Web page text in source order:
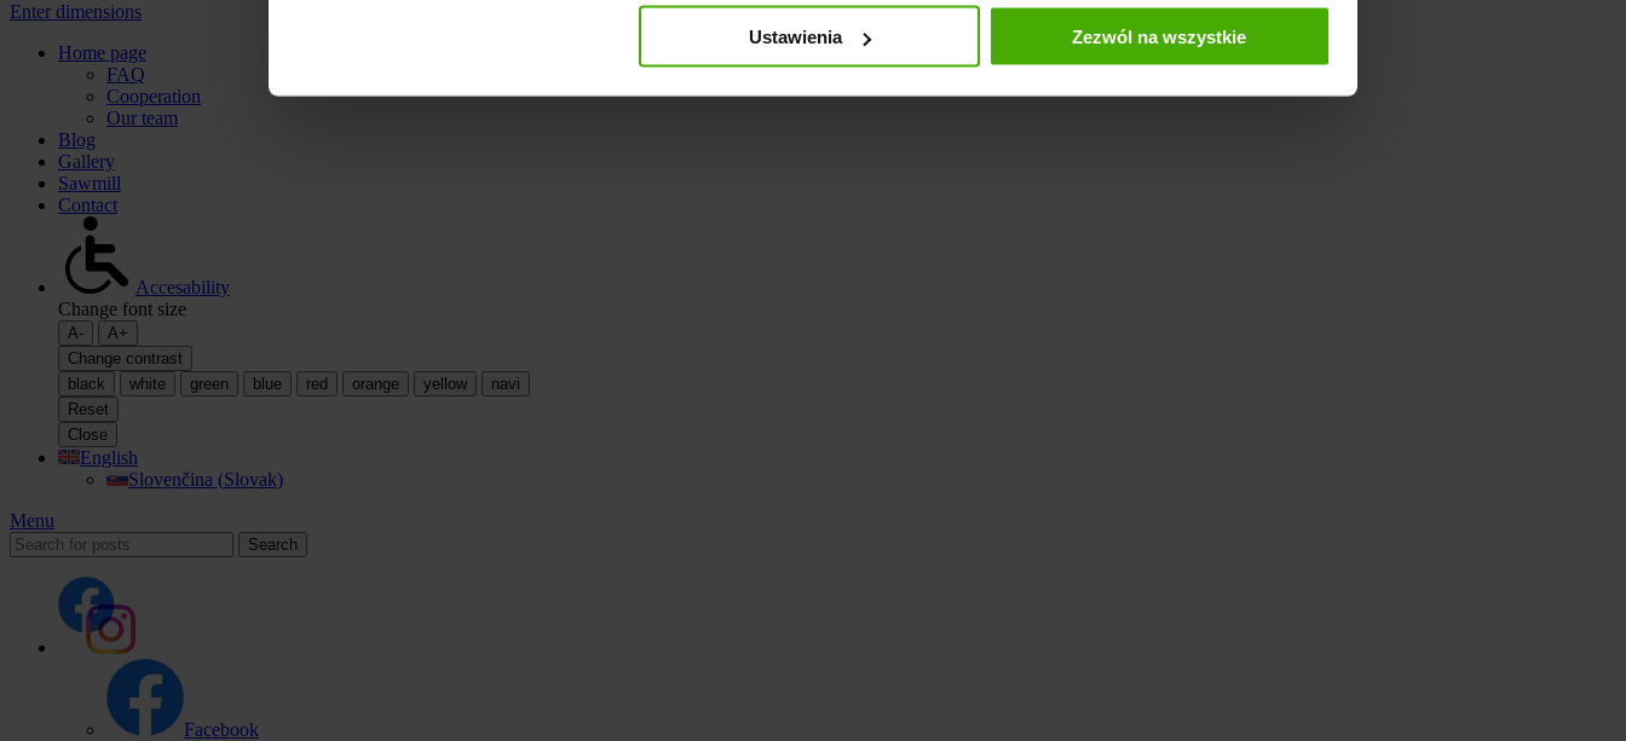
Ustawienia Zezwól na wszystkie
Enter dimensions
Home page
FAQ
Cooperation
Our team
Blog
Gallery
Sawmill
Contact
Accesability
Change font size
A-
A+
Change contrast
black
white green blue red orange yellow
navi
Reset
Close
English
Slovenčina (Slovak)
Menu
Search
Facebook